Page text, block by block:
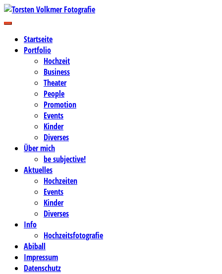
Zum
Inhalt
Torsten Volkmer Fotografie
Business-, Portrait- und Hochzeitsfotografie
Startseite
Portfolio
Hochzeit
Business
Theater
People
Promotion
Events
Kinder
Diverses
Über mich
be subjective!
Aktuelles
Hochzeiten
Events
Kinder
Diverses
Info
Hochzeitsfotografie
Abiball
Impressum
Datenschutz